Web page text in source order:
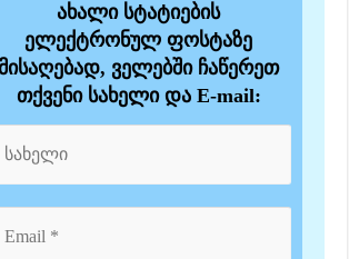
ახალი სტატიების
ელექტრონულ ფოსტაზე
ველებში ჩაწერეთ
თქვენი სახელი და E-mail: